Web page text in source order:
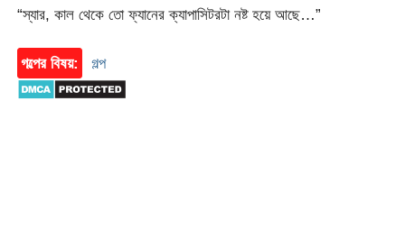
“স্যার, কাল থেকে তো ফ্যানের ক্যাপাসিটরটা নষ্ট হয়ে আছে…”
গল্পের বিষয়: গল্প